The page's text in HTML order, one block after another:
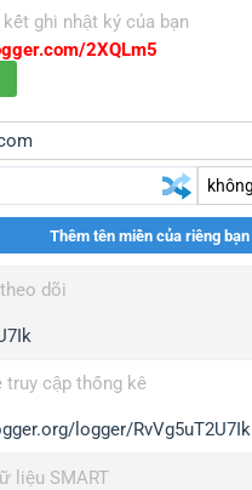
ghi nhật ký của bạn
2XQLm5
Thêm tên miền của riêng bạn
dõi
truy cập thống kê
logger/RvVg5uT2U7Ik
liệu SMART